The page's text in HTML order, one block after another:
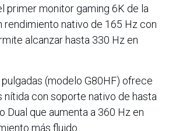
primer monitor gaming 6K de la
rendimiento nativo de 165 Hz con
alcanzar hasta 330 Hz en
(modelo G80HF) ofrece
nítida con soporte nativo de hasta
Dual que aumenta a 360 Hz en
más fluido.